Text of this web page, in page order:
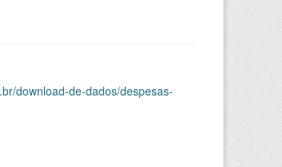
download-de-dados/despesas-